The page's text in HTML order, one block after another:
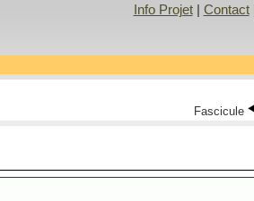
Info Projet| Contact|
Fascicule